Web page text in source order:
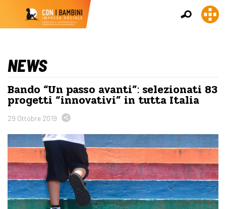
NEWS
Bando “Un passo avanti”: selezionati 83
progetti “innovativi” in tutta Italia
29 Ottobre 2019